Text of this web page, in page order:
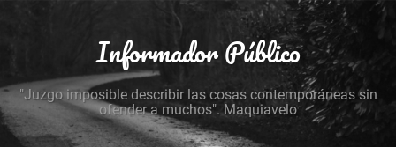
Informador Público
"Juzgo imposible describir las cosas contemporáneas sin
ofender a muchos". Maquiavelo